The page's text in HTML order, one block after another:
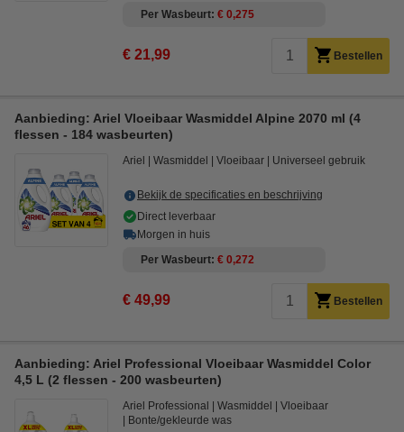
Per Wasbeurt € 0,275
€ 21,99 Bestellen
Aanbieding: Ariel Vloeibaar Wasmiddel Alpine 2070 ml (4
flessen - 184 wasbeurten)
Ariel Wasmiddel Vloeibaar Universeel gebruik
Bekijk de specificaties en beschrijving
Direct leverbaar
Morgen in huis
Per Wasbeurt € 0,272
€ 49,99 Bestellen
Aanbieding: Ariel Professional Vloeibaar Wasmiddel Color
4,5 L (2 flessen - 200 wasbeurten)
Ariel Professional Wasmiddel
Vloeibaar
Bonte/gekleurde was